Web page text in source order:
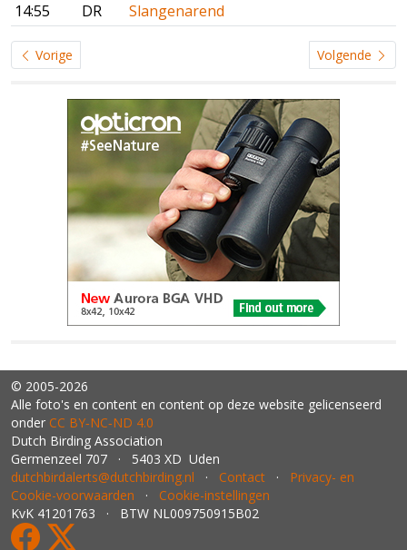
14:55
DR Slangenarend
Vorige Volgende
© 2005-2026
Alle foto's en content en content op deze website gelicenseerd
onder CC BY‑NC‑ND 4.0
Dutch Birding Association
Germenzeel 707 · 5403 XD Uden
dutchbirdalerts@dutchbirding.nl · Contact · Privacy- en
Cookie-voorwaarden · Cookie-instellingen
KvK 41201763 · BTW NL009750915B02